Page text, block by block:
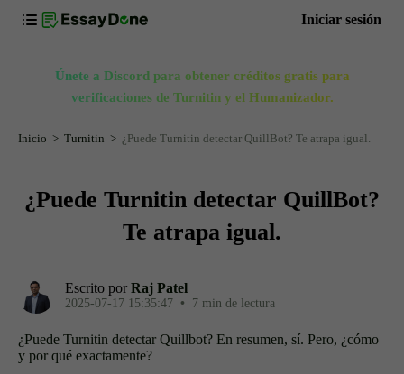
Iniciar sesión
Únete a Discord para obtener créditos gratis para
verificaciones de Turnitin y el Humanizador.
Inicio Turnitin ¿Puede Turnitin detectar QuillBot? Te atrapa igual.
¿Puede Turnitin detectar QuillBot?
Te atrapa igual.
Escrito por Raj Patel
2025-07-17 15:35:47 • 7 min de lectura
¿Puede Turnitin detectar Quillbot? En resumen, sí. Pero, ¿cómo
y por qué exactamente?